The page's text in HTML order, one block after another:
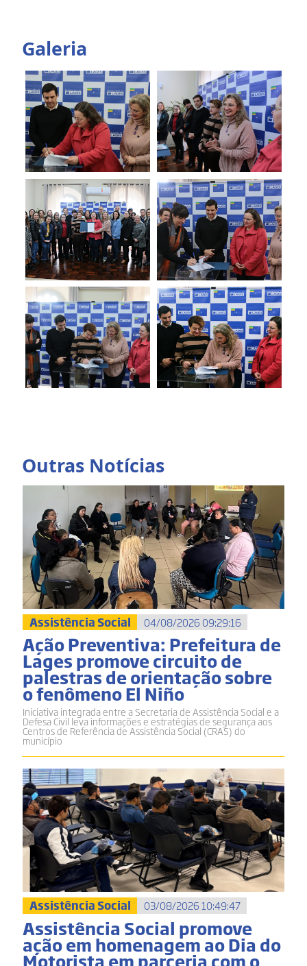
Galeria
Outras Notícias
Assistência Social 04/08/2026 09:29:16
Ação Preventiva: Prefeitura de
Lages promove circuito de
palestras de orientação sobre
o fenômeno El Niño
Iniciativa integrada entre a Secretaria de Assistência Social e a
Defesa Civil leva informações e estratégias de segurança aos
Centros de Referência de Assistência Social (CRAS) do
município
Assistência Social 03/08/2026 10:49:47
Assistência Social promove
ação em homenagem ao Dia do
Motorista em parceria com o